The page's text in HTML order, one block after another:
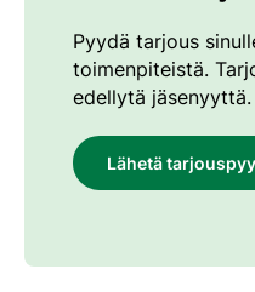
Pyydä tarjous
toimenpiteistä.
edellytä jäsenyyttä.
Lähetä